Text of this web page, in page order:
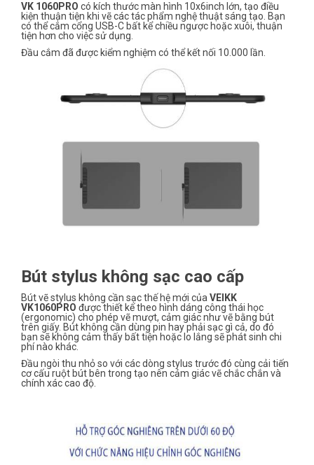
VK 1060PRO có kích thước màn hình 10x6inch lớn, tạo điều
kiện thuận tiện khi vẽ các tác phẩm nghệ thuật sáng tạo. Bạn
có thể cắm cổng USB-C bất kể chiều ngược hoặc xuôi, thuận
tiện hơn cho việc sử dụng.
Đầu cắm đã được kiểm nghiệm có thể kết nối 10.000 lần.
Bút stylus không sạc cao cấp
Bút vẽ stylus không cần sạc thế hệ mới của VEIKK
VK1060PRO được thiết kế theo hình dáng công thái học
(ergonomic) cho phép vẽ mượt, cảm giác như vẽ bằng bút
trên giấy. Bút không cần dùng pin hay phải sạc gì cả, do đó
bạn sẽ không cảm thấy bất tiện hoặc lo lắng sẽ phát sinh chi
phí nào khác.
Đầu ngòi thu nhỏ so với các dòng stylus trước đó cùng cải tiến
cơ cấu ruột bút bên trong tạo nên cảm giác vẽ chắc chắn và
chính xác cao độ.